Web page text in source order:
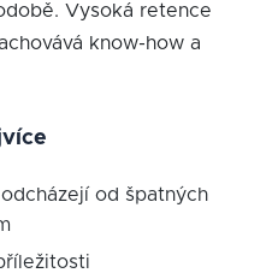
Vysoká retence
know-how a
od špatných